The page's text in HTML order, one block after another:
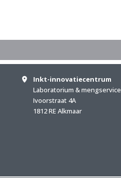
Inkt-innovatiecentrum
Laboratorium & mengservice
Ivoorstraat 4A
1812 RE Alkmaar